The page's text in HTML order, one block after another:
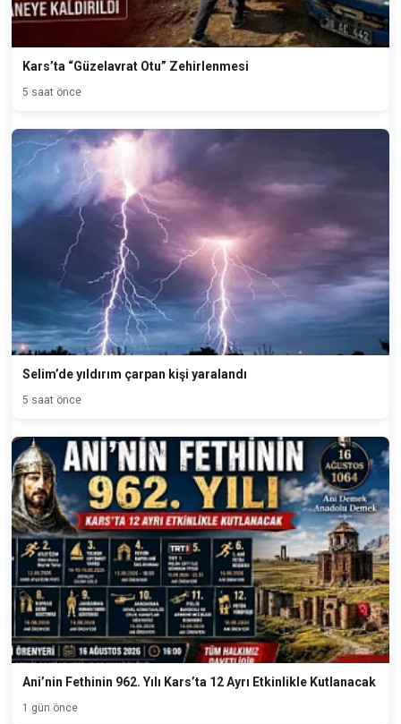
Kars’ta “Güzelavrat Otu” Zehirlenmesi
5 saat önce
Selim’de yıldırım çarpan kişi yaralandı
5 saat önce
Ani’nin Fethinin 962. Yılı Kars’ta 12 Ayrı Etkinlikle Kutlanacak
1 gün önce